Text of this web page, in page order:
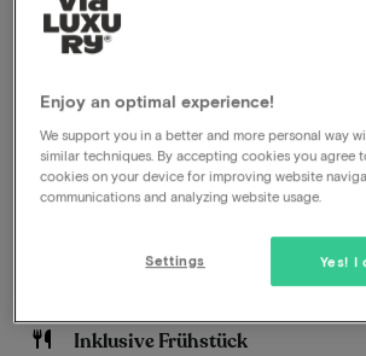
Im Herzen des lebendigen Lüttich
Radisson Liège City Centre einen
Steinwurf von zahlreichen
Sehenswürdigkeiten, wie dem Place
entfernt. Sie befinden sich auch in
verschiedenen öffentlichen
einschließlich des Bahnhofs Liège-
Inklusive Frühstück
Enjoy an optimal experience!
We support you in a better and more personal way
similar techniques. By accepting cookies you agree
cookies on your device for improving website
communications and analyzing website usage.
Yes! I
Settings